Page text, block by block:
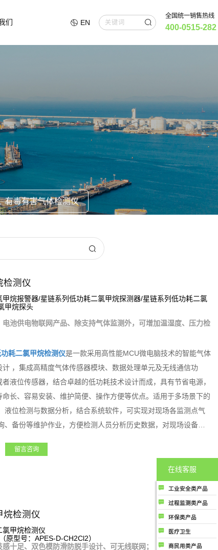
们 EN
全国统一销售热线
400-0515-282
有毒有害气体检测仪
检测仪
烷报警器/星链系列低功耗二氯甲烷探测器/星链系列低功耗二氯
甲烷探头
池供电物联网产品、除支持气体监测外，可增加温湿度、压力检
耗二氯甲烷检测仪是一款采用高性能MCU微电脑技术的智能气体
，集成高精度气体传感器模块、数据处理单元及无线通信功
液位传感器，结合卓越的低功耗技术设计而成，具有节省电源，
长、容易安装、维护简便、操作方便等优点。适用于多场景下的
液位检测与数据分析，结合系统软件，可实现对现场各监测点气
备份等维护作业，方便检测人员分析历史数据，对现场设备的
留言咨询
烷检测仪
氯甲烷检测仪
原型号：APES-D-CH2Cl2）
十足、双色模防滑防脱手设计、可无线联网；
在线客服
工业安全类产品
工业安全类产品主
要指用于各工业场
所中保护人民生命
健康和财务安全的
气体成分检测及分
过程监测类产品
过程监测类产品主
要是指用于生产制
造过程控制中提高
质量和生产效率用
环保类产品
环保类产品主要指
用于监测大气环境
医疗卫生
医疗卫生类产品是
商民用类产品